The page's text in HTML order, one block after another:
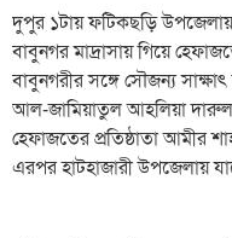
দুপুর ১টায় ফটিকছড়ি
বাবুনগর মাদ্রাসায় গিয়ে
বাবুনগরীর সঙ্গে সৌজন্য
আল-জামিয়াতুল আহলিয়া দারুল
হেফাজতের প্রতিষ্ঠাতা
এরপর হাটহাজারী উপজেলায়